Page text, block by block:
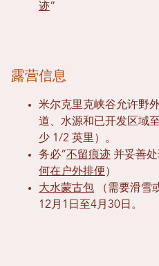
迹“
露营信息
米尔克里克峡谷允许野
道、水源和已开发区域
少 1/2 英里）。
务必“不留痕迹 并妥善
何在户外排便 ）
大水蒙古包 （需要滑雪
12月1日至4月30日。